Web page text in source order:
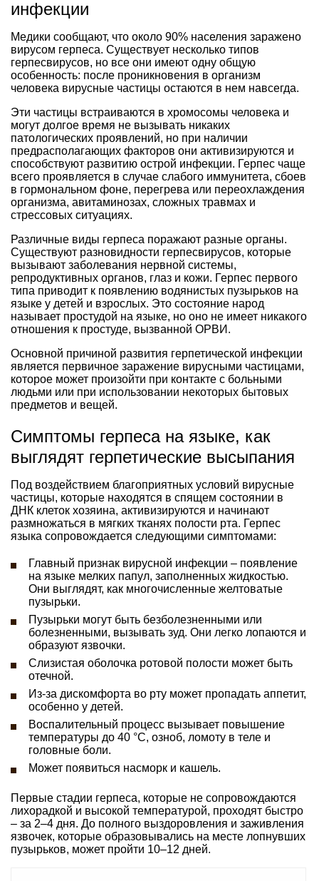
инфекции
Медики сообщают, что около 90% населения заражено
вирусом герпеса. Существует несколько типов
герпесвирусов, но все они имеют одну общую
особенность: после проникновения в организм
человека вирусные частицы остаются в нем навсегда.
Эти частицы встраиваются в хромосомы человека и
могут долгое время не вызывать никаких
патологических проявлений, но при наличии
предрасполагающих факторов они активизируются и
способствуют развитию острой инфекции. Герпес чаще
всего проявляется в случае слабого иммунитета, сбоев
в гормональном фоне, перегрева или переохлаждения
организма, авитаминозах, сложных травмах и
стрессовых ситуациях.
Различные виды герпеса поражают разные органы.
Существуют разновидности герпесвирусов, которые
вызывают заболевания нервной системы,
репродуктивных органов, глаз и кожи. Герпес первого
типа приводит к появлению водянистых пузырьков на
языке у детей и взрослых. Это состояние народ
называет простудой на языке, но оно не имеет никакого
отношения к простуде, вызванной ОРВИ.
Основной причиной развития герпетической инфекции
является первичное заражение вирусными частицами,
которое может произойти при контакте с больными
людьми или при использовании некоторых бытовых
предметов и вещей.
Симптомы герпеса на языке, как
выглядят герпетические высыпания
Под воздействием благоприятных условий вирусные
частицы, которые находятся в спящем состоянии в
ДНК клеток хозяина, активизируются и начинают
размножаться в мягких тканях полости рта. Герпес
языка сопровождается следующими симптомами:
Главный признак вирусной инфекции – появление
на языке мелких папул, заполненных жидкостью.
Они выглядят, как многочисленные желтоватые
пузырьки.
Пузырьки могут быть безболезненными или
болезненными, вызывать зуд. Они легко лопаются и
образуют язвочки.
Слизистая оболочка ротовой полости может быть
отечной.
Из-за дискомфорта во рту может пропадать аппетит,
особенно у детей.
Воспалительный процесс вызывает повышение
температуры до 40 °C, озноб, ломоту в теле и
головные боли.
Может появиться насморк и кашель.
Первые стадии герпеса, которые не сопровождаются
лихорадкой и высокой температурой, проходят быстро
– за 2–4 дня. До полного выздоровления и заживления
язвочек, которые образовывались на месте лопнувших
пузырьков, может пройти 10–12 дней.